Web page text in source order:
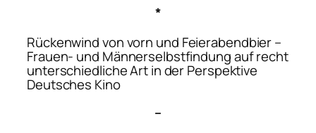
*
Rückenwind von vorn und Feierabendbier–
Frauen- und Männerselbstfindung auf recht
unterschiedliche Art in der Perspektive
Deutsches Kino
–